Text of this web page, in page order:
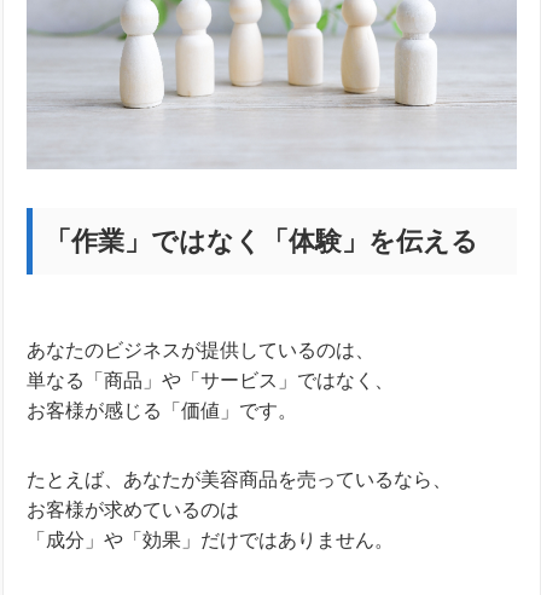
「作業」ではなく「体験」を伝える
あなたのビジネスが提供しているのは、
単なる「商品」や「サービス」ではなく、
お客様が感じる「価値」です。
たとえば、あなたが美容商品を売っているなら、
お客様が求めているのは
「成分」や「効果」だけではありません。